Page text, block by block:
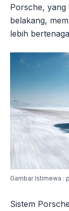
Porsche, yang
belakang,
lebih
Gambar Istimewa :
Sistem